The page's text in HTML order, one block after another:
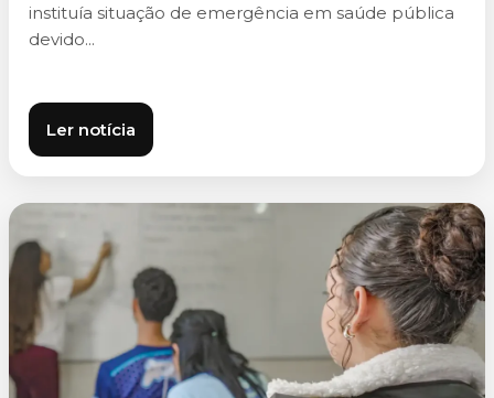
instituía situação de emergência em saúde pública
devido...
Ler notícia